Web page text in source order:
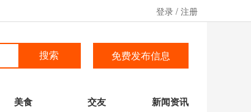
登录 / 注册
免费发布信息
搜索
美食 交友 新闻资讯